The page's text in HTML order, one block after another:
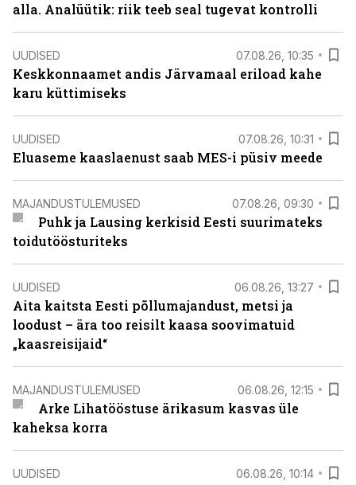
alla. Analüütik: riik teeb seal tugevat kontrolli
UUDISED 07.08.26, 10:35
Keskkonnaamet andis Järvamaal eriload kahe
karu küttimiseks
UUDISED 07.08.26, 10:31
Eluaseme kaaslaenust saab MES-i püsiv meede
MAJANDUSTULEMUSED 07.08.26, 09:30
Puhk ja Lausing kerkisid Eesti suurimateks
toidutöösturiteks
UUDISED 06.08.26, 13:27
Aita kaitsta Eesti põllumajandust, metsi ja
loodust – ära too reisilt kaasa soovimatuid
„kaasreisijaid“
MAJANDUSTULEMUSED 06.08.26, 12:15
Arke Lihatööstuse ärikasum kasvas üle
kaheksa korra
UUDISED 06.08.26, 10:14